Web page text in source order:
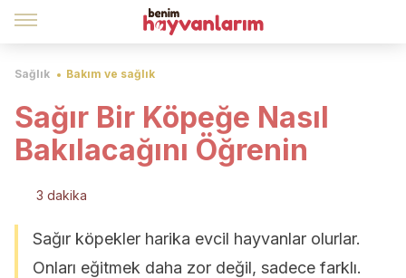
Sağlık Bakım ve sağlık
Sağır Bir Köpeğe Nasıl
Bakılacağını Öğrenin
3 dakika
Sağır köpekler harika evcil hayvanlar olurlar.
Onları eğitmek daha zor değil, sadece farklı.